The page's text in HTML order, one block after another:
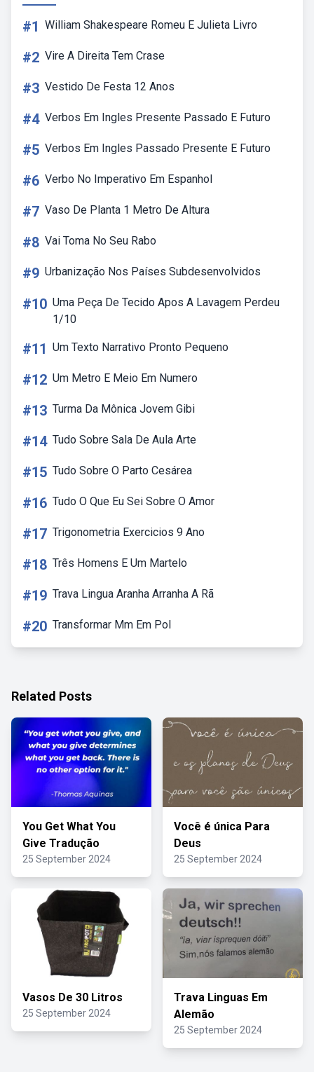
#1 William Shakespeare Romeu E Julieta Livro
#2 Vire A Direita Tem Crase
#3 Vestido De Festa 12 Anos
#4 Verbos Em Ingles Presente Passado E Futuro
#5 Verbos Em Ingles Passado Presente E Futuro
#6 Verbo No Imperativo Em Espanhol
#7 Vaso De Planta 1 Metro De Altura
#8 Vai Toma No Seu Rabo
#9 Urbanização Nos Países Subdesenvolvidos
#10 Uma Peça De Tecido Apos A Lavagem Perdeu
1/10
#11 Um Texto Narrativo Pronto Pequeno
#12 Um Metro E Meio Em Numero
#13 Turma Da Mônica Jovem Gibi
#14 Tudo Sobre Sala De Aula Arte
#15 Tudo Sobre O Parto Cesárea
#16 Tudo O Que Eu Sei Sobre O Amor
#17 Trigonometria Exercicios 9 Ano
#18 Três Homens E Um Martelo
#19 Trava Lingua Aranha Arranha A Rã
#20 Transformar Mm Em Pol
Related Posts
You Get What You
Give Tradução
25 September 2024
Você é única Para
Deus
25 September 2024
Vasos De 30 Litros
25 September 2024
Trava Linguas Em
Alemão
25 September 2024